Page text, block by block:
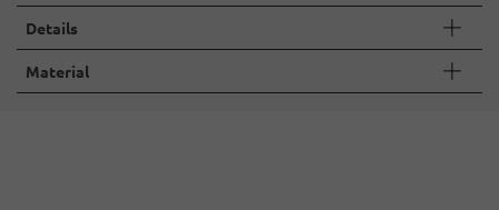
Details
Material